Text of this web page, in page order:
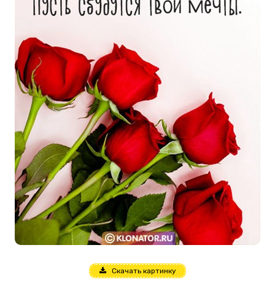
Скачать картинку